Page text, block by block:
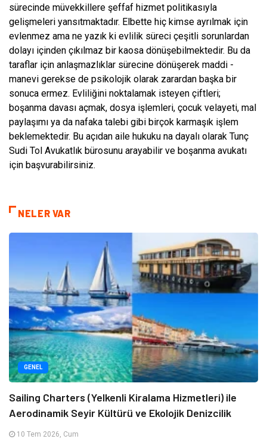
sürecinde müvekkillere şeffaf hizmet politikasıyla
gelişmeleri yansıtmaktadır. Elbette hiç kimse ayrılmak için
evlenmez ama ne yazık ki evlilik süreci çeşitli sorunlardan
dolayı içinden çıkılmaz bir kaosa dönüşebilmektedir. Bu da
taraflar için anlaşmazlıklar sürecine dönüşerek maddi -
manevi gerekse de psikolojik olarak zarardan başka bir
sonuca ermez. Evliliğini noktalamak isteyen çiftleri;
boşanma davası açmak, dosya işlemleri, çocuk velayeti, mal
paylaşımı ya da nafaka talebi gibi birçok karmaşık işlem
beklemektedir. Bu açıdan aile hukuku na dayalı olarak Tunç
Sudi Tol Avukatlık bürosunu arayabilir ve boşanma avukatı
için başvurabilirsiniz.
NELER VAR
GENEL
Sailing Charters (Yelkenli Kiralama Hizmetleri) ile
Aerodinamik Seyir Kültürü ve Ekolojik Denizcilik
10 Tem 2026, Cum